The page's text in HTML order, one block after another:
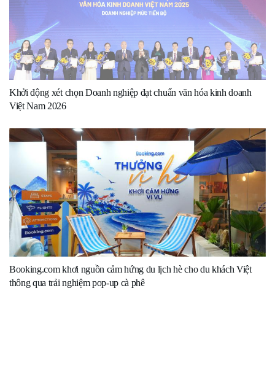
Khởi động xét chọn Doanh nghiệp đạt chuẩn văn hóa kinh doanh
Việt Nam 2026
Booking.com khơi nguồn cảm hứng du lịch hè cho du khách Việt
thông qua trải nghiệm pop-up cà phê